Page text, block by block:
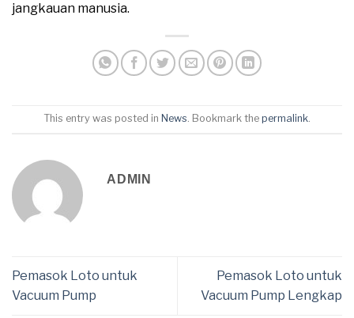
jangkauan manusia.
This entry was posted in News. Bookmark the permalink.
ADMIN
Pemasok Loto untuk
Vacuum Pump
Pemasok Loto untuk
Vacuum Pump Lengkap